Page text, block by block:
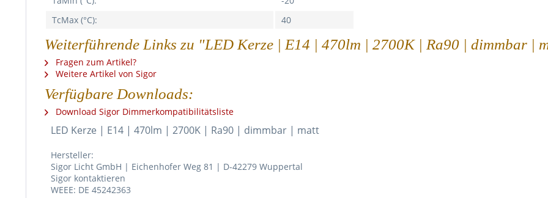
TcMax (°C):
40
Weiterführende Links zu "LED Kerze | E14 | 470lm | 2700K | Ra90 | dimmbar |
Fragen zum Artikel?
Weitere Artikel von Sigor
Verfügbare Downloads:
Download Sigor Dimmerkompatibilitätsliste
LED Kerze | E14 | 470lm | 2700K | Ra90 | dimmbar | matt
Hersteller:
Sigor Licht GmbH | Eichenhofer Weg 81 | D-42279 Wuppertal
Sigor kontaktieren
WEEE: DE 45242363